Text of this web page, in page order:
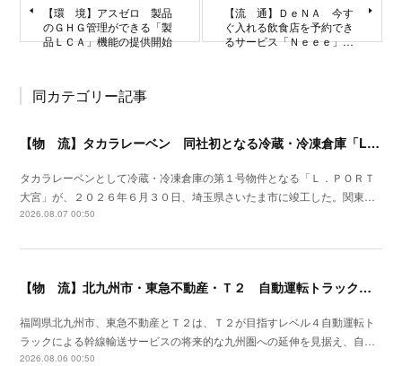
【環 境】アスゼロ 製品
のＧＨＧ管理ができる「製
品ＬＣＡ」機能の提供開始
【流 通】ＤｅＮＡ 今す
ぐ入れる飲食店を予約でき
るサービス「Ｎｅｅｅ」…
同カテゴリー記事
【物 流】タカラレーベン 同社初となる冷蔵・冷凍倉庫「L.PORT大宮」竣工
タカラレーベンとして冷蔵・冷凍倉庫の第１号物件となる「Ｌ．ＰＯＲＴ
大宮」が、２０２６年６月３０日、埼玉県さいたま市に竣工した。関東…
2026.08.07 00:50
【物 流】北九州市・東急不動産・Ｔ２ 自動運転トラック拠点整備に向け官民連携
福岡県北九州市、東急不動産とＴ２は、Ｔ２が目指すレベル４自動運転ト
ラックによる幹線輸送サービスの将来的な九州圏への延伸を見据え、自…
2026.08.06 00:50